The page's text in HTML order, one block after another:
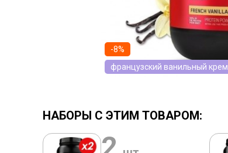
-8%
французский ванильный крем
НАБОРЫ С ЭТИМ ТОВАРОМ: